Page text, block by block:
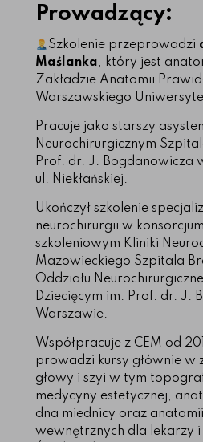
Prowadzący:
Szkolenie przeprowadzi
Maślanka, który jest
Zakładzie Anatomii
Warszawskiego
Pracuje jako starszy
Neurochirurgicznym
Prof. dr. J. Bogdanowicza
ul. Niekłańskiej.
Ukończył szkolenie
neurochirurgii w
szkoleniowym Kliniki
Mazowieckiego Szpitala
Oddziału
Dziecięcym im. Prof. dr. J.
Warszawie.
Współpracuje z CEM od
prowadzi kursy głównie w
głowy i szyi w tym
medycyny estetycznej,
dna miednicy oraz
wewnętrznych dla lekarzy